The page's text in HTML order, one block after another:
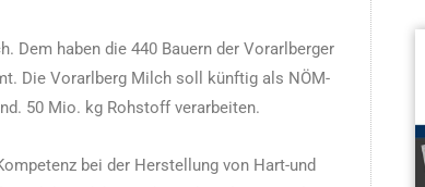
Dem haben die 440 Bauern der Vorarlberger
Die Vorarlberg Milch soll künftig als NÖM-
50 Mio. kg Rohstoff verarbeiten.
bei der Herstellung von Hart-und